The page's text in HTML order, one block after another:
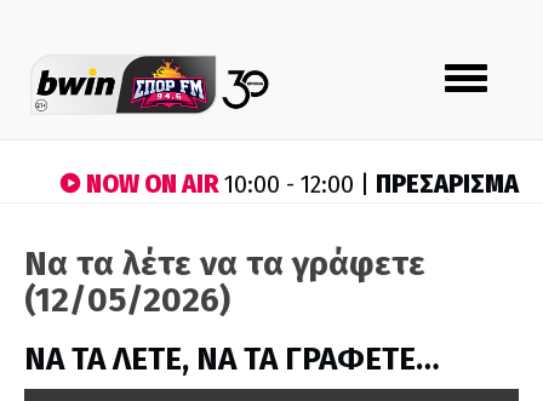
Toggle
navigation
NOW ON AIR10:00 - 12:00 | ΠΡΕΣΑΡΙΣΜΑ
Να τα λέτε να τα γράφετε
(12/05/2026)
ΝΑ ΤΑ ΛΕΤΕ, ΝΑ ΤΑ ΓΡΑΦΕΤΕ…